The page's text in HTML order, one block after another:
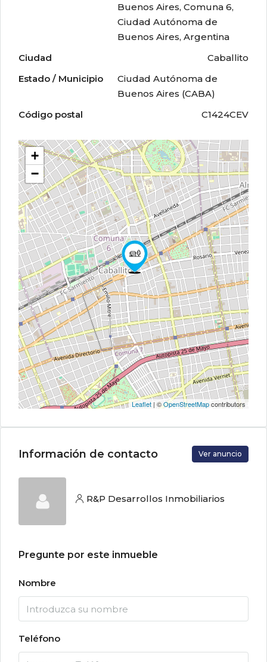
Buenos Aires, Comuna 6,
Ciudad Autónoma de
Buenos Aires, Argentina
Ciudad
Caballito
Estado / Municipio
Ciudad Autónoma de
Buenos Aires (CABA)
Código postal
C1424CEV
+
−
Leaflet | ©OpenStreetMapcontributors
Información de contacto Ver anuncio
R&P Desarrollos Inmobiliarios
Pregunte por este inmueble
Nombre
Teléfono